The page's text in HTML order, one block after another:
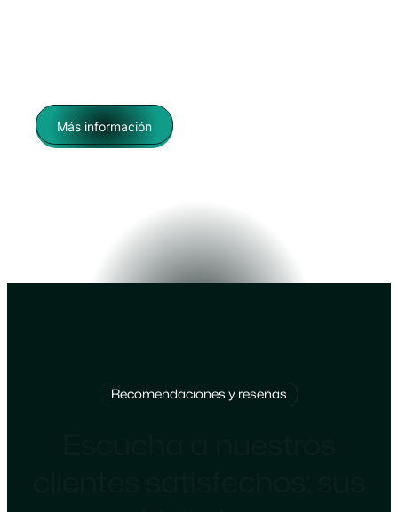
Más información
Recomendaciones y reseñas